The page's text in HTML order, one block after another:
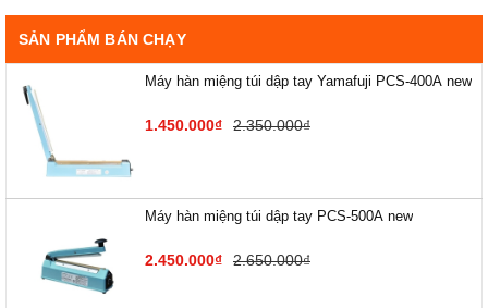
SẢN PHẨM BÁN CHẠY
Máy hàn miệng túi dập tay Yamafuji PCS-400A new
1.450.000₫ 2.350.000₫
Máy hàn miệng túi dập tay PCS-500A new
2.450.000₫ 2.650.000₫